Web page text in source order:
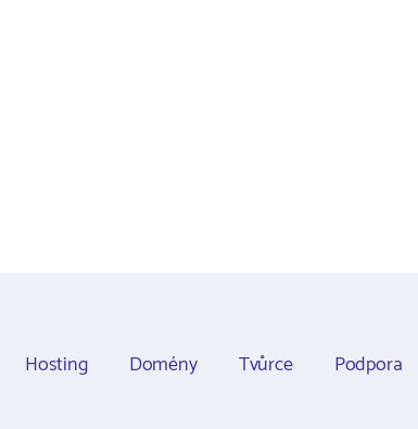
Hosting Domény Tvůrce Podpora